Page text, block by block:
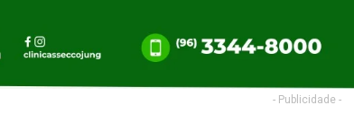
- Publicidade -